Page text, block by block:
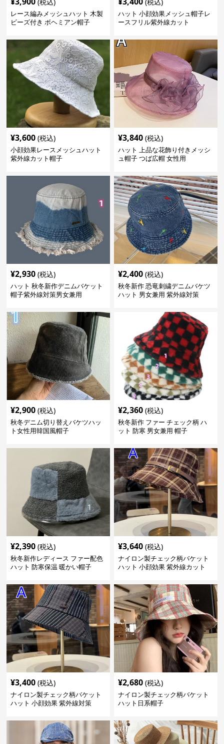
レース編みメッシュハット 木製
ビーズ付き ボヘミアン帽子
ハット 小顔効果メッシュ帽子レ
ースフリル紫外線カット
¥3,600 (税込)
小顔効果レースメッシュハット
紫外線カット帽子
¥3,840 (税込)
ハット 上品な花飾り付きメッシ
ュ帽子 つば広帽 女性用
¥2,930 (税込)
ハット 秋冬新作デニムバケット
帽子紫外線対策男女兼用
¥2,400 (税込)
秋冬新作 恐竜刺繍デニムバケツ
ハット 男女兼用 紫外線対策
¥2,900 (税込)
秋冬デニム切り替えバケツハッ
ト女性用韓国風帽子
¥2,360 (税込)
秋冬新作 ファー チェック柄 ハ
ット 防寒 男女兼用 帽子
¥2,390 (税込)
秋冬新作レディース ファー配色
ハット 防寒保温 暖かい帽子
¥3,640 (税込)
ナイロン製チェック柄バケット
ハット 小顔効果 紫外線カット
¥3,400 (税込)
ナイロン製チェック柄バケット
ハット 小顔効果 紫外線対策
¥2,680 (税込)
ナイロン製チェック柄バケット
ハット日系帽子